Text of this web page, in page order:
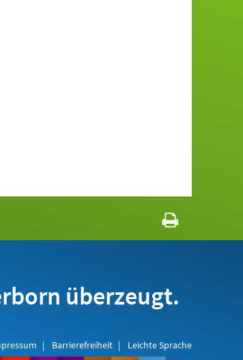
überzeugt.
Barrierefreiheit Leichte Sprache